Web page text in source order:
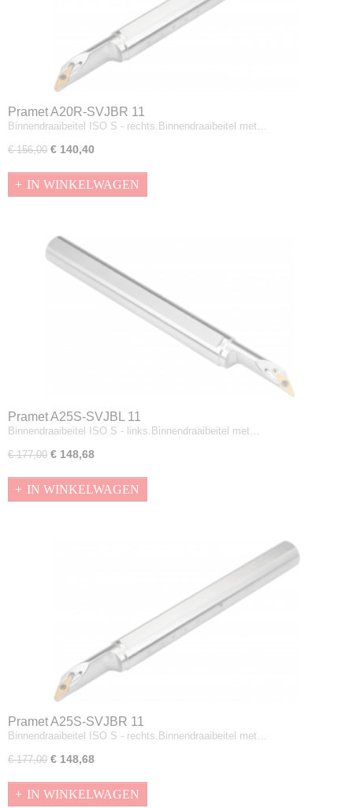
Pramet A20R-SVJBR 11
Binnendraaibeitel ISO S - rechts.Binnendraaibeitel met…
€ 156,00 € 140,40
IN WINKELWAGEN
Pramet A25S-SVJBL 11
Binnendraaibeitel ISO S - links.Binnendraaibeitel met…
€ 177,00 € 148,68
IN WINKELWAGEN
Pramet A25S-SVJBR 11
Binnendraaibeitel ISO S - rechts.Binnendraaibeitel met…
€ 177,00 € 148,68
IN WINKELWAGEN